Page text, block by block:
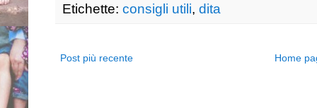
Etichette: consigli utili, dita
Post più recente Home